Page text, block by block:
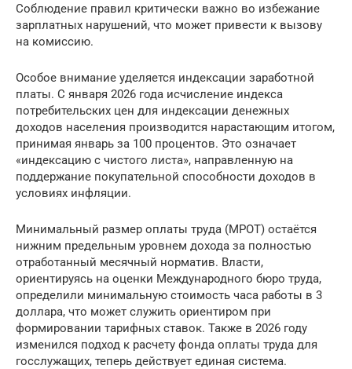
Соблюдение правил критически важно во избежание
зарплатных нарушений, что может привести к вызову
на комиссию.
Особое внимание уделяется индексации заработной
платы. С января 2026 года исчисление индекса
потребительских цен для индексации денежных
доходов населения производится нарастающим итогом,
принимая январь за 100 процентов. Это означает
«индексацию с чистого листа», направленную на
поддержание покупательной способности доходов в
условиях инфляции.
Минимальный размер оплаты труда (МРОТ) остаётся
нижним предельным уровнем дохода за полностью
отработанный месячный норматив. Власти,
ориентируясь на оценки Международного бюро труда,
определили минимальную стоимость часа работы в 3
доллара, что может служить ориентиром при
формировании тарифных ставок. Также в 2026 году
изменился подход к расчету фонда оплаты труда для
госслужащих, теперь действует единая система.